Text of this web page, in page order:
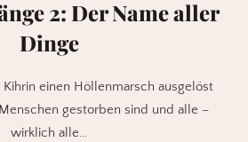
2: Der Name aller
Dinge
einen Höllenmarsch ausgelöst
gestorben sind und alle –
wirklich alle…